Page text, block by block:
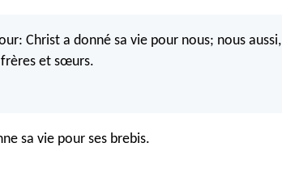
Christ a donné sa vie pour nous; nous aussi,
et sœurs.
sa vie pour ses brebis.